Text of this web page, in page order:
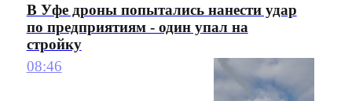
В Уфе дроны попытались нанести удар
по предприятиям - один упал на
стройку
08:46